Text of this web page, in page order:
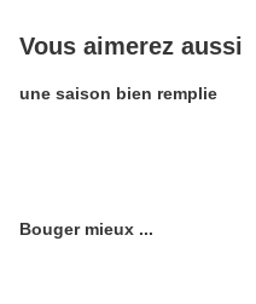
Vous aimerez aussi
une saison bien remplie
Bouger mieux ...